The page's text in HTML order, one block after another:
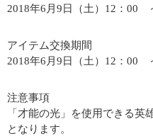
2018年6月9日（土）12：00
アイテム交換期間
2018年6月9日（土）12：00
注意事項
「才能の光」を使用できる英
となります。